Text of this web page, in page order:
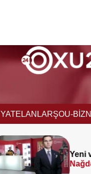
ELANLARŞOU-